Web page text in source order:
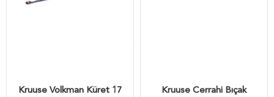
Kruuse Volkman Küret 17
Kruuse Cerrahi Bıçak